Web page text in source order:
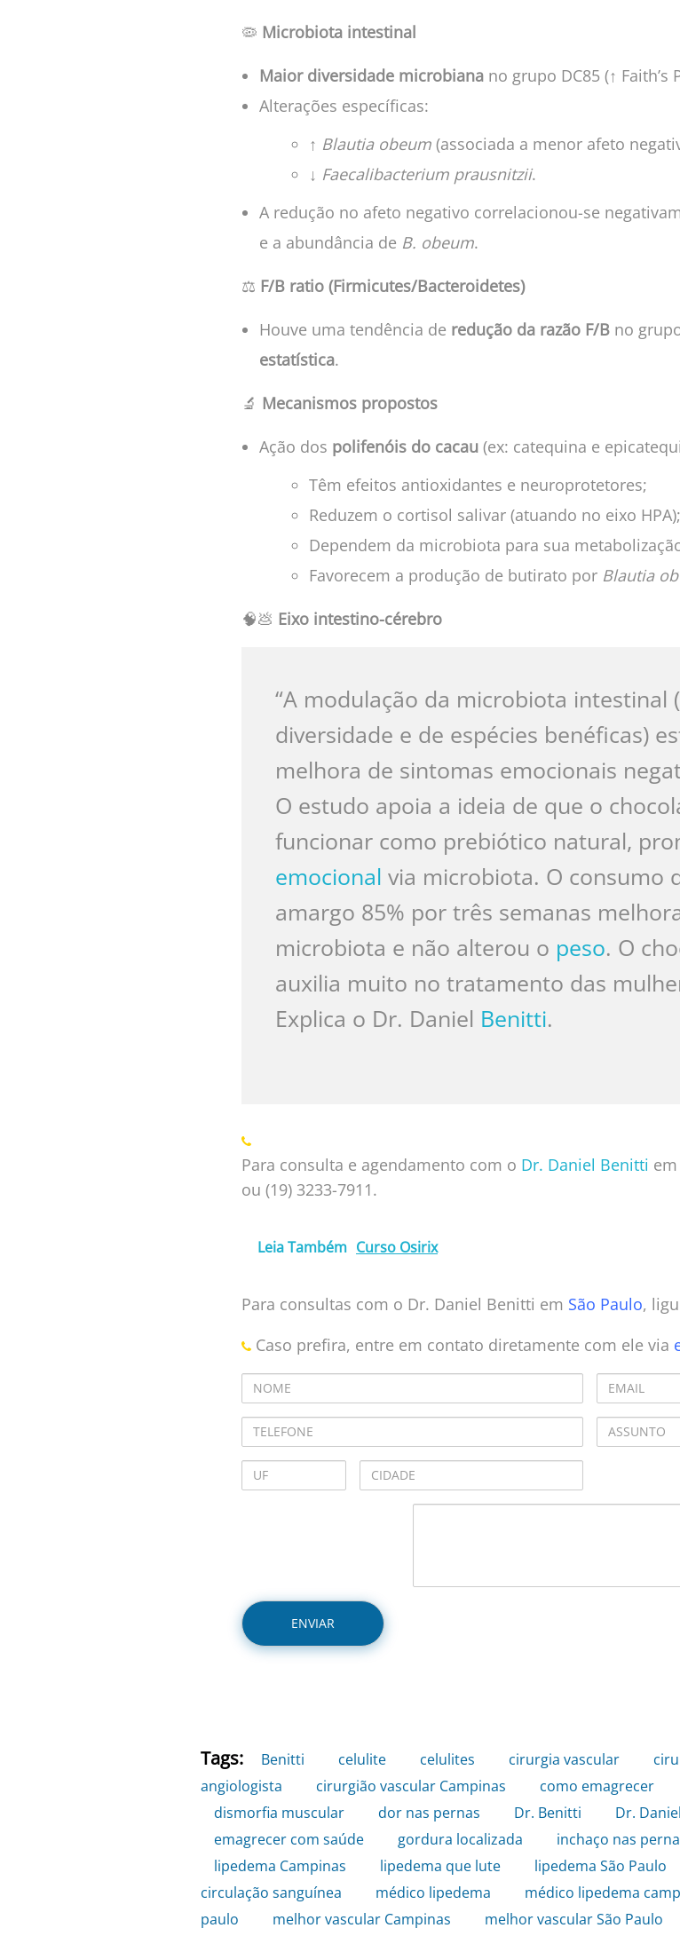
🦠 Microbiota intestinal
Maior diversidade microbianano grupo DC85 (↑ Faith’s
Alterações específicas:
↑ Blautia obeum(associada a menor afeto
↓ Faecalibacterium prausnitzii.
A redução no afeto negativo correlacionou-se
e a abundância de B. obeum.
⚖️ F/B ratio (Firmicutes/Bacteroidetes)
Houve uma tendência de redução da razão F/Bno
estatística.
🔬 Mecanismos propostos
Ação dos polifenóis do cacau(ex: catequina e
Têm efeitos antioxidantes e neuroprotetores;
Reduzem o cortisol salivar (atuando no eixo HPA);
Dependem da microbiota para sua
Favorecem a produção de butirato por Blautia
🧠💩 Eixo intestino-cérebro
“A modulação da microbiota intestinal
diversidade e de espécies benéficas)
melhora de sintomas emocionais
O estudo apoia a ideia de que o
funcionar como prebiótico natural,
emocional via microbiota. O consumo
amargo 85% por três semanas
microbiota e não alterou o peso. O
auxilia muito no tratamento das
Explica o Dr. Daniel Benitti.
Para consulta e agendamento com o Dr. Daniel Benitti em
ou (19) 3233-7911.
Leia Também Curso Osirix
Para consultas com o Dr. Daniel Benitti em São Paulo,
Caso prefira, entre em contato diretamente com ele via
Tags: Benitti celulite celulites cirurgia vascular
angiologista
cirurgião vascular Campinas como emagrecer
dismorfia muscular
dor nas pernas Dr. Benitti Dr.
emagrecer com saúde
gordura localizada inchaço nas
lipedema Campinas
lipedema que lute lipedema São Paulo
circulação sanguínea
médico lipedema médico lipedema
paulo
melhor vascular Campinas melhor vascular São Paulo